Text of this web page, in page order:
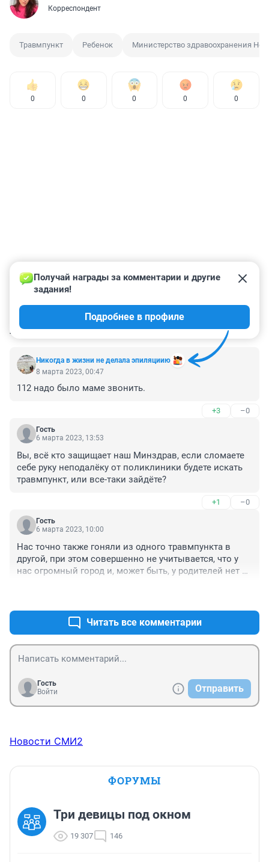
Корреспондент
Травмпункт Ребенок Министерство здравоохранения
0 0 0 0 0
КОММЕНТАРИИ 194
Никогда в жизни не делала эпиляциию
Получай награды за комментарии и другие
задания!
Подробнее в профиле
8 марта 2023, 00:47
112 надо было маме звонить.
+3 –0
Гость
6 марта 2023, 13:53
Вы, всё кто защищает наш Минздрав, если сломаете
себе руку неподалёку от поликлиники будете искать
травмпункт, или все-таки зайдёте?
+1 –0
Гость
6 марта 2023, 10:00
Нас точно также гоняли из одного травмпункта в
другой, при этом совершенно не учитывается, что у
нас огромный город и, может быть, у родителей нет
Читать все комментарии
Гость
Войти
Отправить
Новости СМИ2
ФОРУМЫ
Три девицы под окном
19 307 146